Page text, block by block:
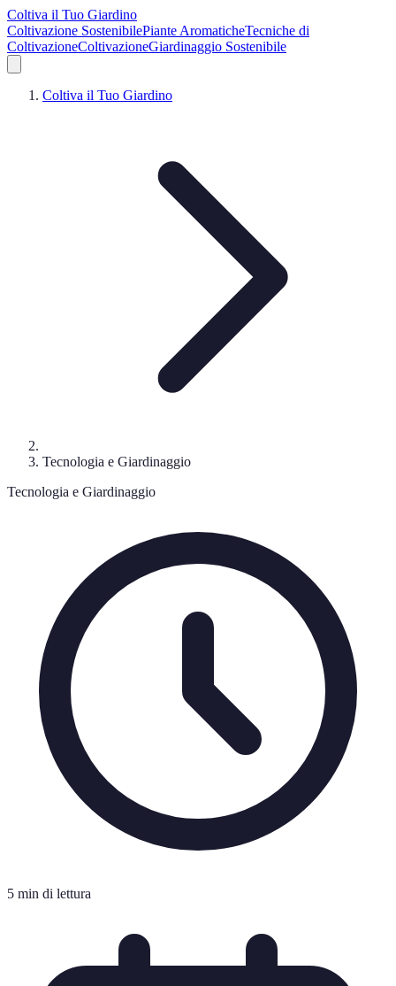
Coltiva il Tuo Giardino
Coltivazione SostenibilePiante AromaticheTecniche di
ColtivazioneColtivazioneGiardinaggio Sostenibile
Coltiva il Tuo Giardino
Tecnologia e Giardinaggio
Tecnologia e Giardinaggio
5 min di lettura